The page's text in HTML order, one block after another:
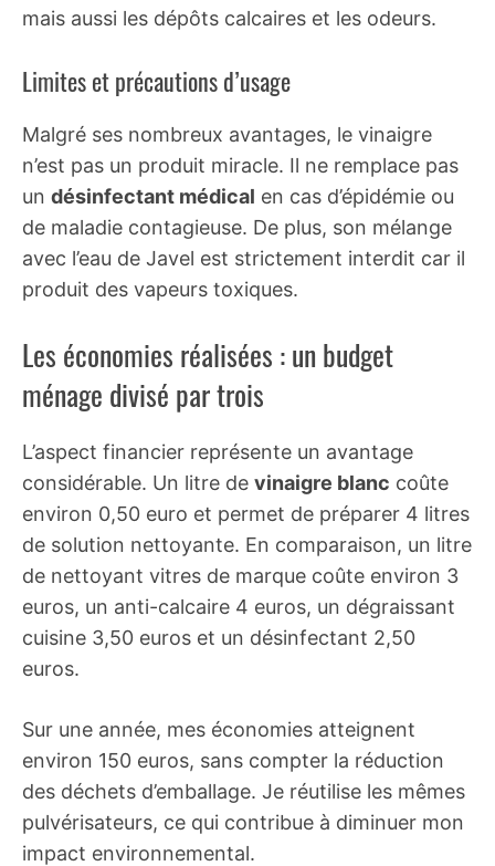
mais aussi les dépôts calcaires et les odeurs.
Limites et précautions d’usage
Malgré ses nombreux avantages, le vinaigre
n’est pas un produit miracle. Il ne remplace pas
un désinfectant médical en cas d’épidémie ou
de maladie contagieuse. De plus, son mélange
avec l’eau de Javel est strictement interdit car il
produit des vapeurs toxiques.
Les économies réalisées : un budget
ménage divisé par trois
L’aspect financier représente un avantage
considérable. Un litre de vinaigre blanc coûte
environ 0,50 euro et permet de préparer 4 litres
de solution nettoyante. En comparaison, un litre
de nettoyant vitres de marque coûte environ 3
euros, un anti-calcaire 4 euros, un dégraissant
cuisine 3,50 euros et un désinfectant 2,50
euros.
Sur une année, mes économies atteignent
environ 150 euros, sans compter la réduction
des déchets d’emballage. Je réutilise les mêmes
pulvérisateurs, ce qui contribue à diminuer mon
impact environnemental.